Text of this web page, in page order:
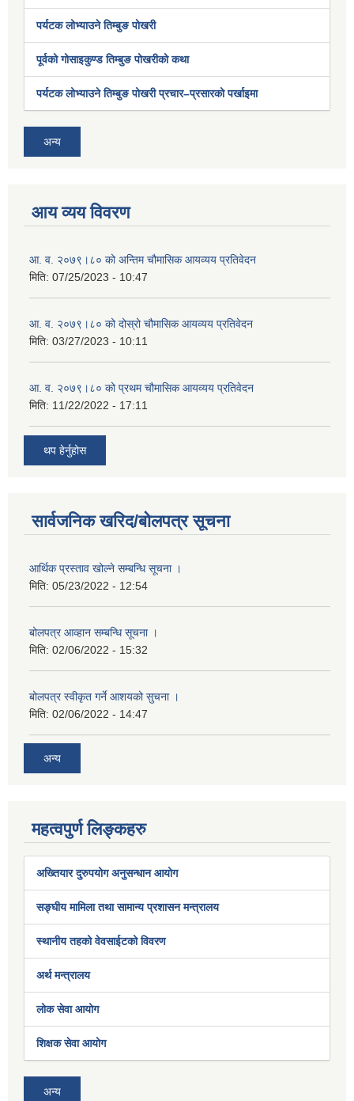
पर्यटक लोभ्याउने तिम्बुङ पोखरी
पूर्वको गोसाइकुण्ड तिम्बुङ पोखरीको कथा
पर्यटक लोभ्याउने तिम्बुङ पोखरी प्रचार–प्रसारको पर्खाइमा
अन्य
आय व्यय विवरण
आ. व. २०७९।८० को अन्तिम चौमासिक आयव्यय प्रतिवेदन
मिति: 07/25/2023 - 10:47
आ. व. २०७९।८० को दोस्रो चौमासिक आयव्यय प्रतिवेदन
मिति: 03/27/2023 - 10:11
आ. व. २०७९।८० को प्रथम चौमासिक आयव्यय प्रतिवेदन
मिति: 11/22/2022 - 17:11
थप हेर्नुहोस
सार्वजनिक खरिद/बोलपत्र सूचना
आर्थिक प्रस्ताव खोल्ने सम्बन्धि सूचना ।
मिति: 05/23/2022 - 12:54
बोलपत्र आव्हान सम्बन्धि सूचना ।
मिति: 02/06/2022 - 15:32
बोलपत्र स्वीकृत गर्ने आशयको सुचना ।
मिति: 02/06/2022 - 14:47
अन्य
महत्वपुर्ण लिङ्कहरु
अख्तियार दुरुपयोग अनुसन्धान आयोग
सङ्घीय मामिला तथा सामान्य प्रशासन मन्त्रालय
स्थानीय तहको वेवसाईटको विवरण
अर्थ मन्त्रालय
लोक सेवा आयोग
शिक्षक सेवा आयोग
अन्य